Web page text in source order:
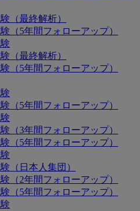
（最終解析）
（5年間フォローアップ）
（最終解析）
（5年間フォローアップ）
（5年間フォローアップ）
（3年間フォローアップ）
（5年間フォローアップ）
（日本人集団）
（2年間フォローアップ）
（5年間フォローアップ）